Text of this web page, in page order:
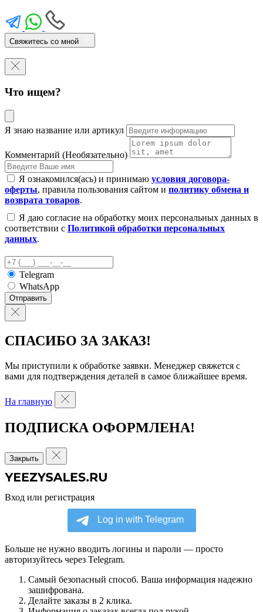
Свяжитесь со мной
Что ищем?
Я знаю название или артикул
Комментарий (Необязательно)
Я ознакомился(ась) и принимаю условия договора-
оферты, правила пользования сайтом и политику обмена и
возврата товаров.
Я даю согласие на обработку моих персональных данных в
соответствии с Политикой обработки персональных
данных.
Telegram
WhatsApp
Отправить
СПАСИБО ЗА ЗАКАЗ!
Мы приступили к обработке заявки. Менеджер свяжется с
вами для подтверждения деталей в самое ближайшее время.
На главную
ПОДПИСКА ОФОРМЛЕНА!
Закрыть
Вход или регистрация
Больше не нужно вводить логины и пароли — просто
авторизуйтесь через Telegram.
Самый безопасный способ. Ваша информация надежно
зашифрована.
Делайте заказы в 2 клика.